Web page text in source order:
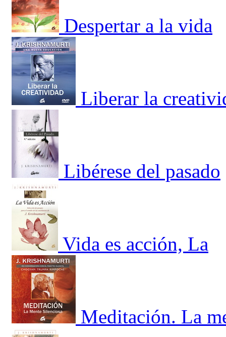
Despertar a la vida
Liberar la
Libérese del pasado
Vida es acción, La
Meditación. La